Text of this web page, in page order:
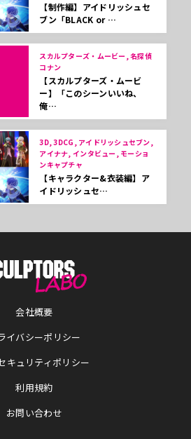
【制作編】アイドリッシュセ
ブン「BLACK or …
スカルプターズ・ムービー, 名探偵
コナン
【スカルプターズ・ムービ
ー】「このシーンいいね、
俺…
3D, 3DCG, アイドリッシュセブン,
アイナナ, インタビュー, モーショ
ンキャプチャ
【キャラクター&衣装編】ア
イドリッシュセ…
会社概要
イバシーポリシー
キュリティポリシー
利用規約
お問い合わせ